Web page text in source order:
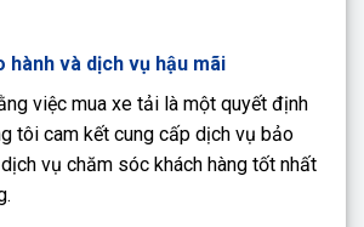
hành và dịch vụ hậu mãi
việc mua xe tải là một quyết định
tôi cam kết cung cấp dịch vụ bảo
vụ chăm sóc khách hàng tốt nhất